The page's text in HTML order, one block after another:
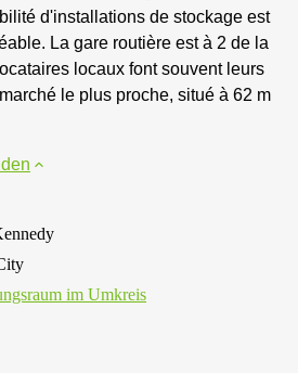
d'installations de stockage est
La gare routière est à 2 de la
locaux font souvent leurs
le plus proche, situé à 62 m
im Umkreis